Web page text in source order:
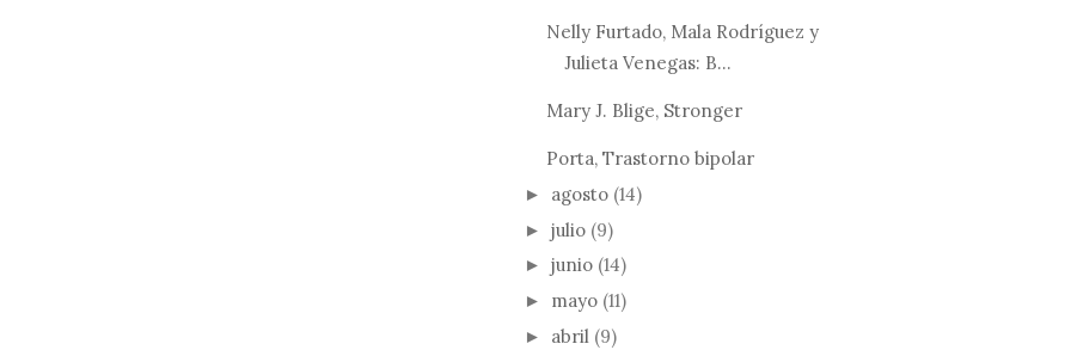
Nelly Furtado, Mala Rodríguez y
Julieta Venegas: B...
Mary J. Blige, Stronger
Porta, Trastorno bipolar
► agosto (14)
► julio (9)
► junio (14)
► mayo (11)
► abril (9)